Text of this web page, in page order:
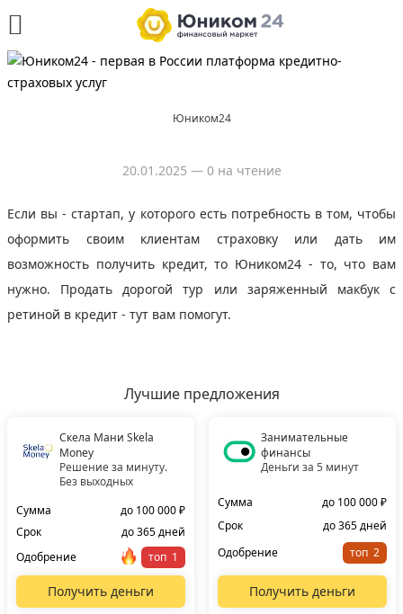
Юником24
20.01.2025 — 0 на чтение
Если вы - стартап, у которого есть потребность в том, чтобы
оформить своим клиентам страховку или дать им
возможность получить кредит, то Юником24 - то, что вам
нужно. Продать дорогой тур или заряженный макбук с
ретиной в кредит - тут вам помогут.
Лучшие предложения
Скела Мани Skela
Money
Решение за минуту.
Без выходных
Сумма
до 100 000 ₽
Срок
до 365 дней
Одобрение
топ
Получить деньги
Занимательные
финансы
Деньги за 5 минут
Сумма
до 100 000 ₽
Срок
до 365 дней
Одобрение
топ
Получить деньги